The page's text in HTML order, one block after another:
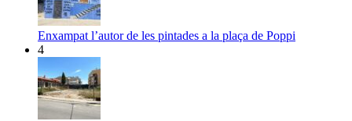
Enxampat l’autor de les pintades a la plaça de Poppi
4